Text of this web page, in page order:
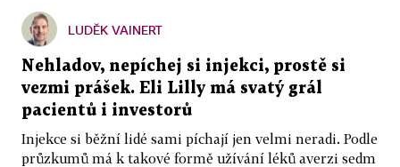
LUDĚK VAINERT
Nehladov, nepíchej si injekci, prostě si
vezmi prášek. Eli Lilly má svatý grál
pacientů i investorů
Injekce si běžní lidé sami píchají jen velmi neradi. Podle
průzkumů má k takové formě užívání léků averzi sedm